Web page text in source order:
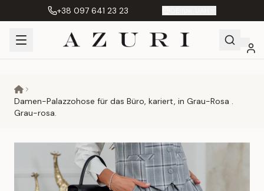
+38 097 641 23 23
Damen-Palazzohose für das Büro, kariert, in Grau-Rosa .
Grau-rosa.